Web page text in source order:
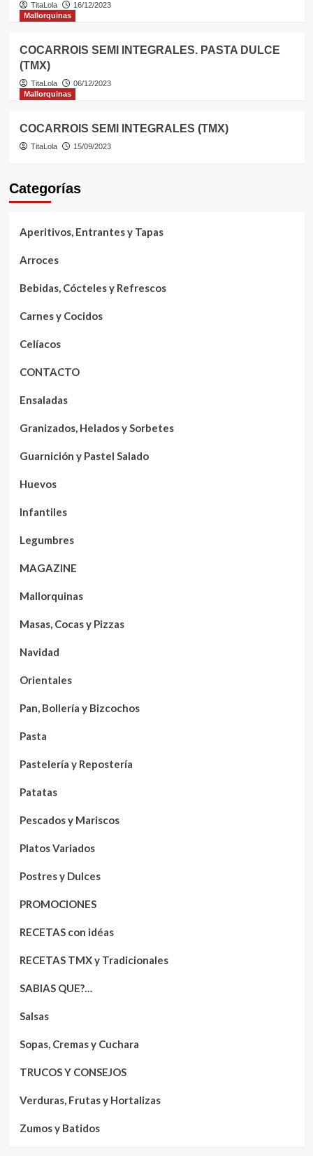
TitaLola
16/12/2023
Mallorquinas
COCARROIS SEMI INTEGRALES. PASTA DULCE
(TMX)
TitaLola
06/12/2023
Mallorquinas
COCARROIS SEMI INTEGRALES (TMX)
TitaLola 15/09/2023
Categorías
Aperitivos, Entrantes y Tapas
Arroces
Bebidas, Cócteles y Refrescos
Carnes y Cocidos
Celíacos
CONTACTO
Ensaladas
Granizados, Helados y Sorbetes
Guarnición y Pastel Salado
Huevos
Infantiles
Legumbres
MAGAZINE
Mallorquinas
Masas, Cocas y Pizzas
Navidad
Orientales
Pan, Bollería y Bizcochos
Pasta
Pastelería y Repostería
Patatas
Pescados y Mariscos
Platos Variados
Postres y Dulces
PROMOCIONES
RECETAS con idéas
RECETAS TMX y Tradicionales
SABIAS QUE?…
Salsas
Sopas, Cremas y Cuchara
TRUCOS Y CONSEJOS
Verduras, Frutas y Hortalizas
Zumos y Batidos